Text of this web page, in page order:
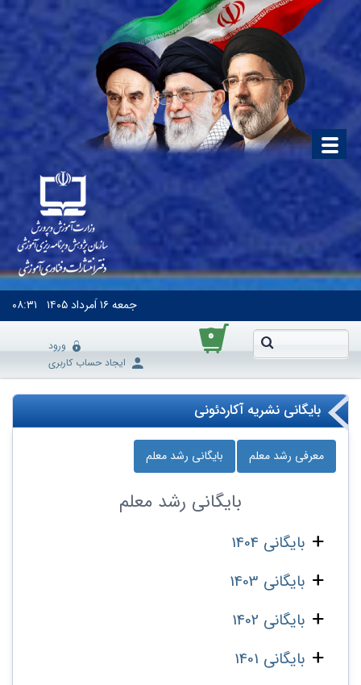
جمعه۱۶ اَمرداد ۱۴۰۵ ۰۸:۳۱
۰
ورود
ایجاد حساب کاربری
بایگانی نشریه آکاردئونی
معرفی رشد معلم بایگانی رشد معلم
بایگانی رشد معلم
بایگانی 1404
بایگانی 1403
بایگانی 1402
بایگانی 1401